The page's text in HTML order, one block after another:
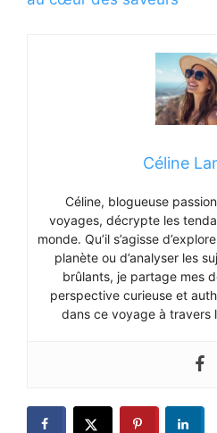
Céline
Céline, blogueuse
voyages, décrypte les
monde. Qu’il s’agisse
planète ou d’analyser les
brûlants, je partage mes
perspective curieuse et
dans ce voyage à travers